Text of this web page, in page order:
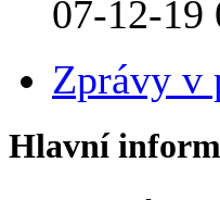
07-12-19
Zprávy v
Hlavní